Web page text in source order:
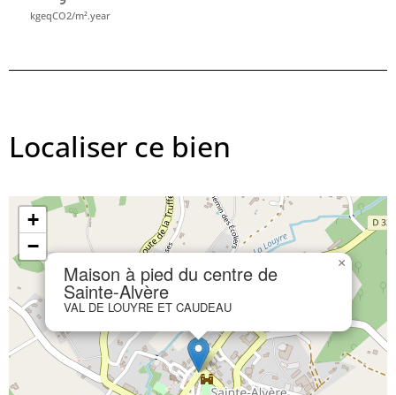
kgeqCO2/m².year
Localiser ce bien
Maison à pied du centre de
Sainte-Alvère
VAL DE LOUYRE ET CAUDEAU
×
+
−